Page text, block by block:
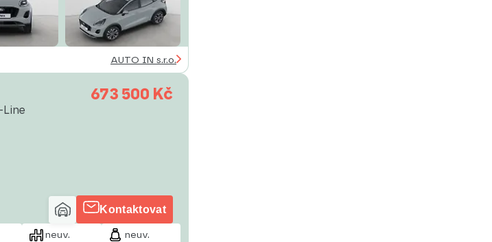
AUTO IN s.r.o.
Line
673 500 Kč
Kontaktovat
neuv. neuv.